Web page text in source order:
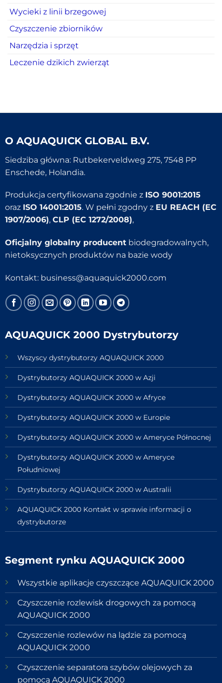
Wycieki z linii brzegowej
Czyszczenie zbiorników
Narzędzia i sprzęt
Leczenie dzikich zwierząt
O AQUAQUICK GLOBAL B.V.
Siedziba główna: Rutbekerveldweg 275, 7548 PP
Enschede, Holandia.
Produkcja certyfikowana zgodnie z ISO 9001:2015
oraz ISO 14001:2015. W pełni zgodny z EU REACH (EC
1907/2006), CLP (EC 1272/2008),
Oficjalny globalny producentbiodegradowalnych,
nietoksycznych produktów na bazie wody
Kontakt: business@aquaquick2000.com
AQUAQUICK 2000 Dystrybutorzy
Wszyscy dystrybutorzy AQUAQUICK 2000
Dystrybutorzy AQUAQUICK 2000 w Azji
Dystrybutorzy AQUAQUICK 2000 w Afryce
Dystrybutorzy AQUAQUICK 2000 w Europie
Dystrybutorzy AQUAQUICK 2000 w Ameryce Północnej
Dystrybutorzy AQUAQUICK 2000 w Ameryce
Południowej
Dystrybutorzy AQUAQUICK 2000 w Australii
AQUAQUICK 2000 Kontakt w sprawie informacji o
dystrybutorze
Segment rynku AQUAQUICK 2000
Wszystkie aplikacje czyszczące AQUAQUICK 2000
Czyszczenie rozlewisk drogowych za pomocą
AQUAQUICK 2000
Czyszczenie rozlewów na lądzie za pomocą
AQUAQUICK 2000
Czyszczenie separatora szybów olejowych za
pomocą AQUAQUICK 2000